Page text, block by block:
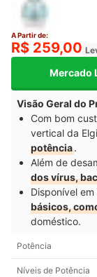
A Partir de:
R$ 259,00
Mercado
Visão Geral do
Com bom
vertical da
potência.
Além de
dos vírus,
Disponível
básicos,
doméstico.
Potência
Níveis de Potência